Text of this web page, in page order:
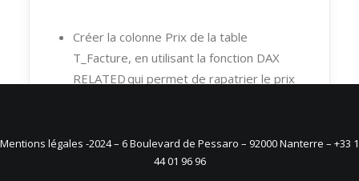
Créer la colonne Prix de la table
T_Facture, en utilisant la fonction DAX
RELATED qui permet de rapatrier le prix
T_Facture.Code_Produit=T_Produit.Code
Mentions légales -2024 – 6 Boulevard de Pessaro – 92000 Nanterre – +33 1
44 01 96 96